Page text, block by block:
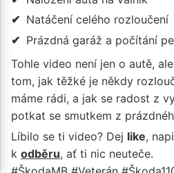
Natáčení celého rozloučení
Prázdná garáž a počítání
Tohle video není jen o autě,
tom, jak těžké je někdy
máme rádi, a jak se radost z
potkat se smutkem z
Líbilo se ti video? Dej like,
k odběru, ať ti nic neuteče.